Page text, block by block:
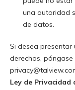
una autoridad
de datos.
Si desea presentar
derechos,
Ley de Privacidad